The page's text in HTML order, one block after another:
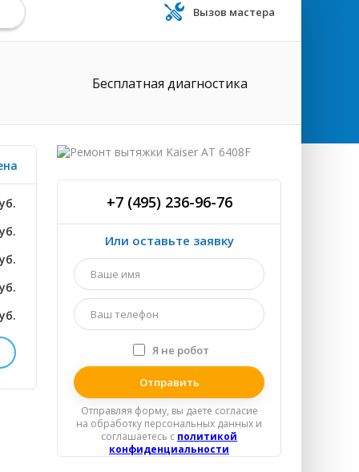
Вызов мастера
Бесплатная диагностика
+7 (495) 236-96-76
Или оставьте заявку
Ваше
имя
Ваш
телефон
спамер
Я не робот
Отправляя форму, вы даете согласие
на обработку персональных данных и
соглашаетесь c политикой
конфиденциальности